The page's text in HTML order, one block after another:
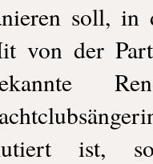
soll, in
von der
ist,